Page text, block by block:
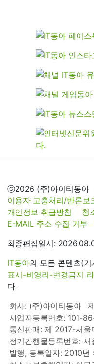
ⓒ2026 (주)아이티동아
이용자 고충처리/반론보
개인정보 취급방침
청
E-MAIL 주소 수집 거부
최종편집일시:
IT동아의 모든 콘텐츠(기
표시-비영리-변경금지
다.
회사: (주)아이티동아
사업자등록번호: 101-
통신판매: 제 2017-서울
정기간행물등록번호:
발행, 등록일자: 2010년